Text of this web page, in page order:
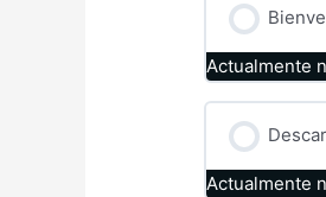
Actualmente
Actualmente